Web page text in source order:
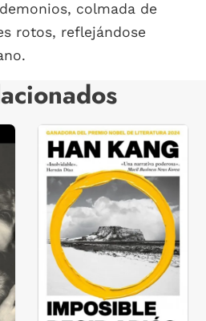
colmada de
rotos, reflejándose